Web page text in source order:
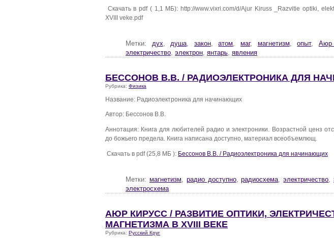
Скачать в pdf ( 1,1 МБ): http://www.vixri.com/d/Ajur Kiruss _Razvitie optiki,
XVIII veke.pdf
Метки: дух,душа, закон,атом,маг, магнетизм,опыт, Аюр
электричество, электрон, янтарь, явления
БЕССОНОВ В.В. / РАДИОЭЛЕКТРОНИКА ДЛЯ
Рубрика: Физика
Название: Радиоэлектроника для начинающих
Автор: Бессонов В.В.
Аннотация: Книга для любителей радио и электроники. Возрастной ценз
до божьего предела. Книга написана доступно, материал всеобъемлющ.
Скачать в pdf (25,8 МБ ): Бессонов В.В. / Радиоэлектроника для начинающих
Метки: магнетизм радио доступно,радиосхема ,электричество ,
электросхема
АЮР КИРУСС / РАЗВИТИЕ ОПТИКИ,
МАГНЕТИЗМА В XVIII ВЕКЕ
Рубрика: Русский Круг